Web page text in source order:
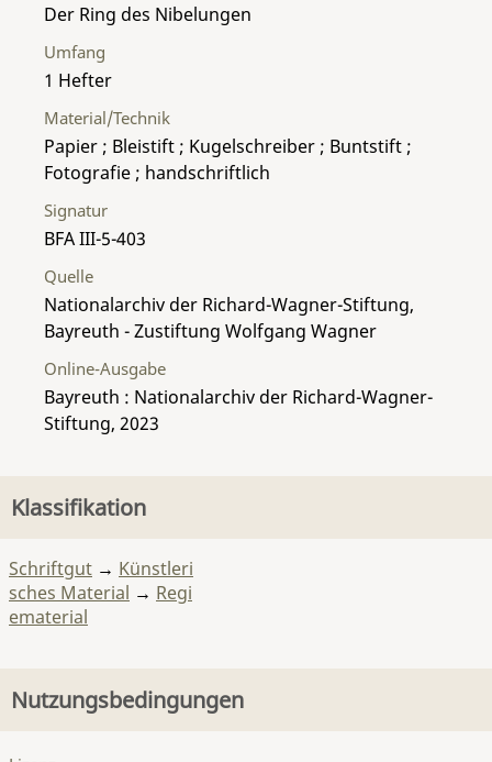
Umfang
1 Hefter
Material/Technik
Papier ; Bleistift ; Kugelschreiber ; Buntstift ;
Fotografie ; handschriftlich
Der Ring des Nibelungen
Signatur
BFA III-5-403
Quelle
Nationalarchiv der Richard-Wagner-Stiftung,
Bayreuth - Zustiftung Wolfgang Wagner
Online-Ausgabe
Bayreuth : Nationalarchiv der Richard-Wagner-
Stiftung, 2023
Klassifikation
Schriftgut → Künstleri
sches Material → Regi
ematerial
Nutzungsbedingungen